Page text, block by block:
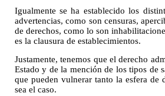
Igualmente se ha establecido los
advertencias, como son censuras,
de derechos, como lo son
es la clausura de establecimientos.
Justamente, tenemos que el derecho
Estado y de la mención de los tipos de
que pueden vulnerar tanto la esfera de
sea el caso.